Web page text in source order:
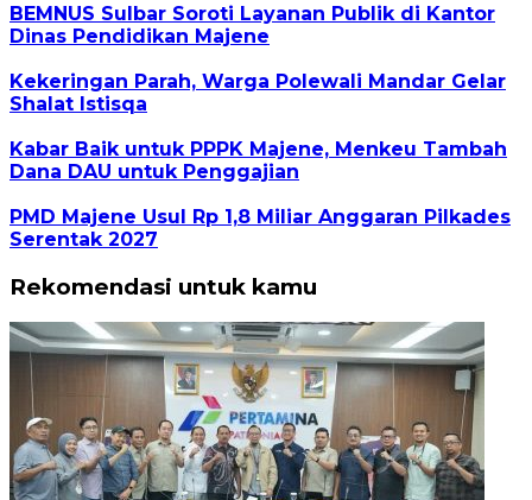
BEMNUS Sulbar Soroti Layanan Publik di Kantor
Dinas Pendidikan Majene
Kekeringan Parah, Warga Polewali Mandar Gelar
Shalat Istisqa
Kabar Baik untuk PPPK Majene, Menkeu Tambah
Dana DAU untuk Penggajian
PMD Majene Usul Rp 1,8 Miliar Anggaran Pilkades
Serentak 2027
Rekomendasi untuk kamu